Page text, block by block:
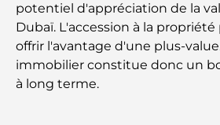
À la découverte des sites
voyage à travers le temps
Les 7 meilleurs restaurants de
Harbour où dîner
potentiel d'appréciation de la
Dubaï. L'accession à la
offrir l'avantage d'une plus-
immobilier constitue donc un
à long terme.